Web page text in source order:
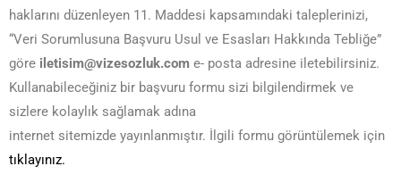
haklarını düzenleyen 11. Maddesi kapsamındaki taleplerinizi,
“Veri Sorumlusuna Başvuru Usul ve Esasları Hakkında Tebliğe”
göre iletisim@vizesozluk.com e- posta adresine iletebilirsiniz.
Kullanabileceğiniz bir başvuru formu sizi bilgilendirmek ve
sizlere kolaylık sağlamak adına
internet sitemizde yayınlanmıştır. İlgili formu görüntülemek için
tıklayınız.